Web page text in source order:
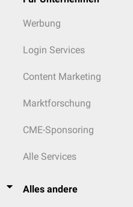
Werbung
Login Services
Content Marketing
Marktforschung
CME-Sponsoring
Alle Services
Alles andere